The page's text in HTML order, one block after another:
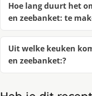
Hoe lang duurt het
en zeebanket: te
Uit welke keuken
en zeebanket:?